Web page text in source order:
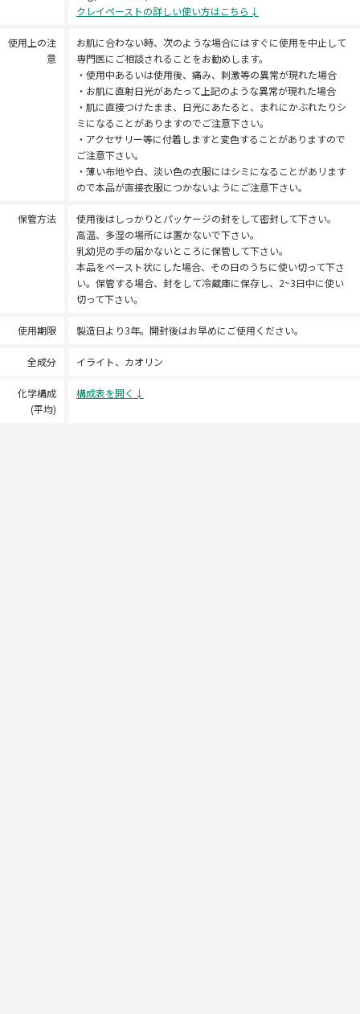
クレイペーストの詳しい使い方はこちら↓
使用上の注
意
お肌に合わない時、次のような場合にはすぐに使用を中止して
専門医にご相談されることをお勧めします。
・使用中あるいは使用後、痛み、剌激等の異常が現れた場合
・お肌に直射日光があたって上記のような異常が現れた場合
・肌に直接つけたまま、日光にあたると、まれにかぶれたりシ
ミになることがありますのでご注意下さい。
・アクセサリー等に付着しますと変色することがありますので
ご注意下さい。
・薄い布地や白、淡い色の衣服にはシミになることがあリます
ので本品が直接衣服につかないようにご注意下さい。
保管方法
使用後はしっかりとパッケージの封をして密封して下さい。
高温、多湿の場所には置かないで下さい。
乳幼児の手の届かないところに保管して下さい。
本品をペースト状にした場合、その日のうちに使い切って下さ
い。保管する場合、封をして冷蔵庫に保存し、2~3日中に使い
切って下さい。
使用期限 製造日より3年。開封後はお早めにご使用ください。
全成分 イライト、カオリン
化学構成
(平均)